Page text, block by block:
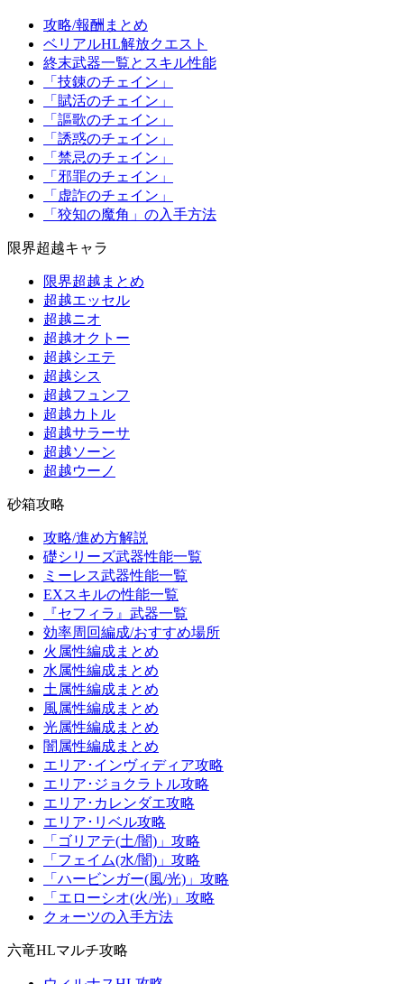
攻略/報酬まとめ
ベリアルHL解放クエスト
終末武器一覧とスキル性能
「技錬のチェイン」
「賦活のチェイン」
「謳歌のチェイン」
「誘惑のチェイン」
「禁忌のチェイン」
「邪罪のチェイン」
「虚詐のチェイン」
「狡知の魔角」の入手方法
限界超越キャラ
限界超越まとめ
超越エッセル
超越ニオ
超越オクトー
超越シエテ
超越シス
超越フュンフ
超越カトル
超越サラーサ
超越ソーン
超越ウーノ
砂箱攻略
攻略/進め方解説
礎シリーズ武器性能一覧
ミーレス武器性能一覧
EXスキルの性能一覧
『セフィラ』武器一覧
効率周回編成/おすすめ場所
火属性編成まとめ
水属性編成まとめ
土属性編成まとめ
風属性編成まとめ
光属性編成まとめ
闇属性編成まとめ
エリア･インヴィディア攻略
エリア･ジョクラトル攻略
エリア･カレンダエ攻略
エリア･リベル攻略
「ゴリアテ(土/闇)」攻略
「フェイム(水/闇)」攻略
「ハービンガー(風/光)」攻略
「エローシオ(火/光)」攻略
クォーツの入手方法
六竜HLマルチ攻略